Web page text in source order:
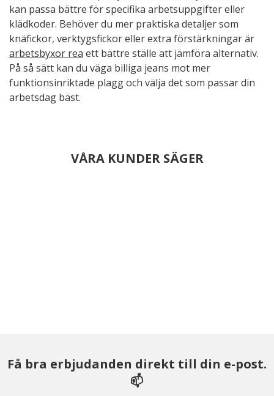
kan passa bättre för specifika arbetsuppgifter eller
klädkoder. Behöver du mer praktiska detaljer som
knäfickor, verktygsfickor eller extra förstärkningar är
arbetsbyxor rea ett bättre ställe att jämföra alternativ.
På så sätt kan du väga billiga jeans mot mer
funktionsinriktade plagg och välja det som passar din
arbetsdag bäst.
VÅRA KUNDER SÄGER
Få bra erbjudanden direkt till din e-post.
📫